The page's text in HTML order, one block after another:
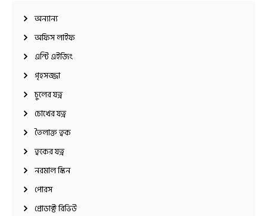
অন্যান্য
অফিস লাইফ
এন্টি এইজিং
গৃহসজ্জা
চুলের যত্ন
চোখের যত্ন
তৈলাক্ত ত্বক
ত্বকের যত্ন
নরমাল স্কিন
পোরস
প্রোডাক্ট রিভিউ